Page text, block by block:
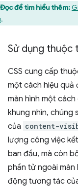
Đọc để tìm hiểu thêm:
.
Sử dụng thuộc
CSS cung cấp
một cách hiệu quả
màn hình một
khung nhìn, chúng
của content-
lượng công việc
ban đầu, mà còn
phần tử ngoài
động tương tác